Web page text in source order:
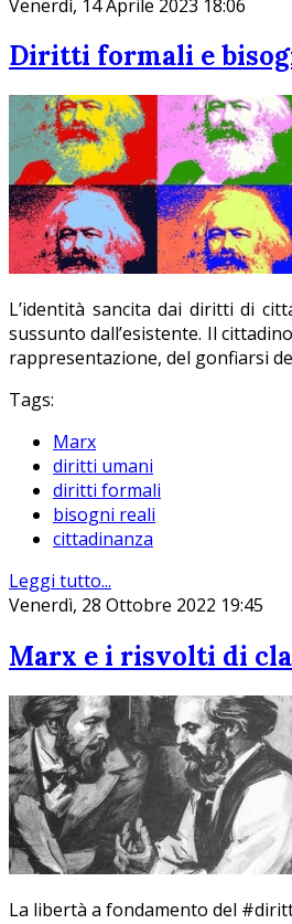
Venerdì, 14 Aprile 2023 18:06
Diritti formali e
L’identità sancita dai diritti di
sussunto dall’esistente. Il
rappresentazione, del gonfiarsi
Tags:
Marx
diritti umani
diritti formali
bisogni reali
cittadinanza
Leggi tutto...
Venerdì, 28 Ottobre 2022 19:45
Marx e i risvolti di
La libertà a fondamento del